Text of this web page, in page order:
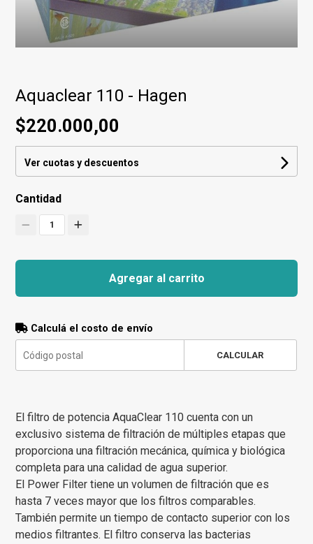
Aquaclear 110 - Hagen
$220.000,00
Ver cuotas y descuentos
Cantidad
1
Agregar al carrito
Calculá el costo de envío
CALCULAR
El filtro de potencia AquaClear 110 cuenta con un
exclusivo sistema de filtración de múltiples etapas que
proporciona una filtración mecánica, química y biológica
completa para una calidad de agua superior.
El Power Filter tiene un volumen de filtración que es
hasta 7 veces mayor que los filtros comparables.
También permite un tiempo de contacto superior con los
medios filtrantes. El filtro conserva las bacterias